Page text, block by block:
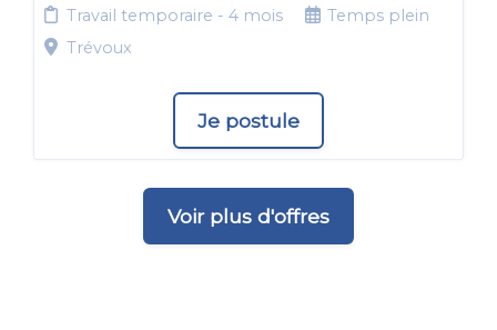
Travail temporaire - 4 mois
Temps plein
Trévoux
Je postule
Voir plus d'offres